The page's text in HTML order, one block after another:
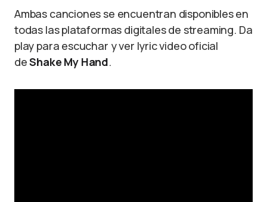
Ambas cancionesse encuentran disponibles en
todas las plataformas digitales de streaming. Da
play para escuchar y ver lyric video oficial
deShake My Hand.